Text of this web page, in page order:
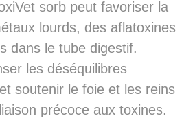
sorb peut favoriser la
lourds, des aflatoxines
dans le tube digestif.
les déséquilibres
soutenir le foie et les reins
précoce aux toxines.